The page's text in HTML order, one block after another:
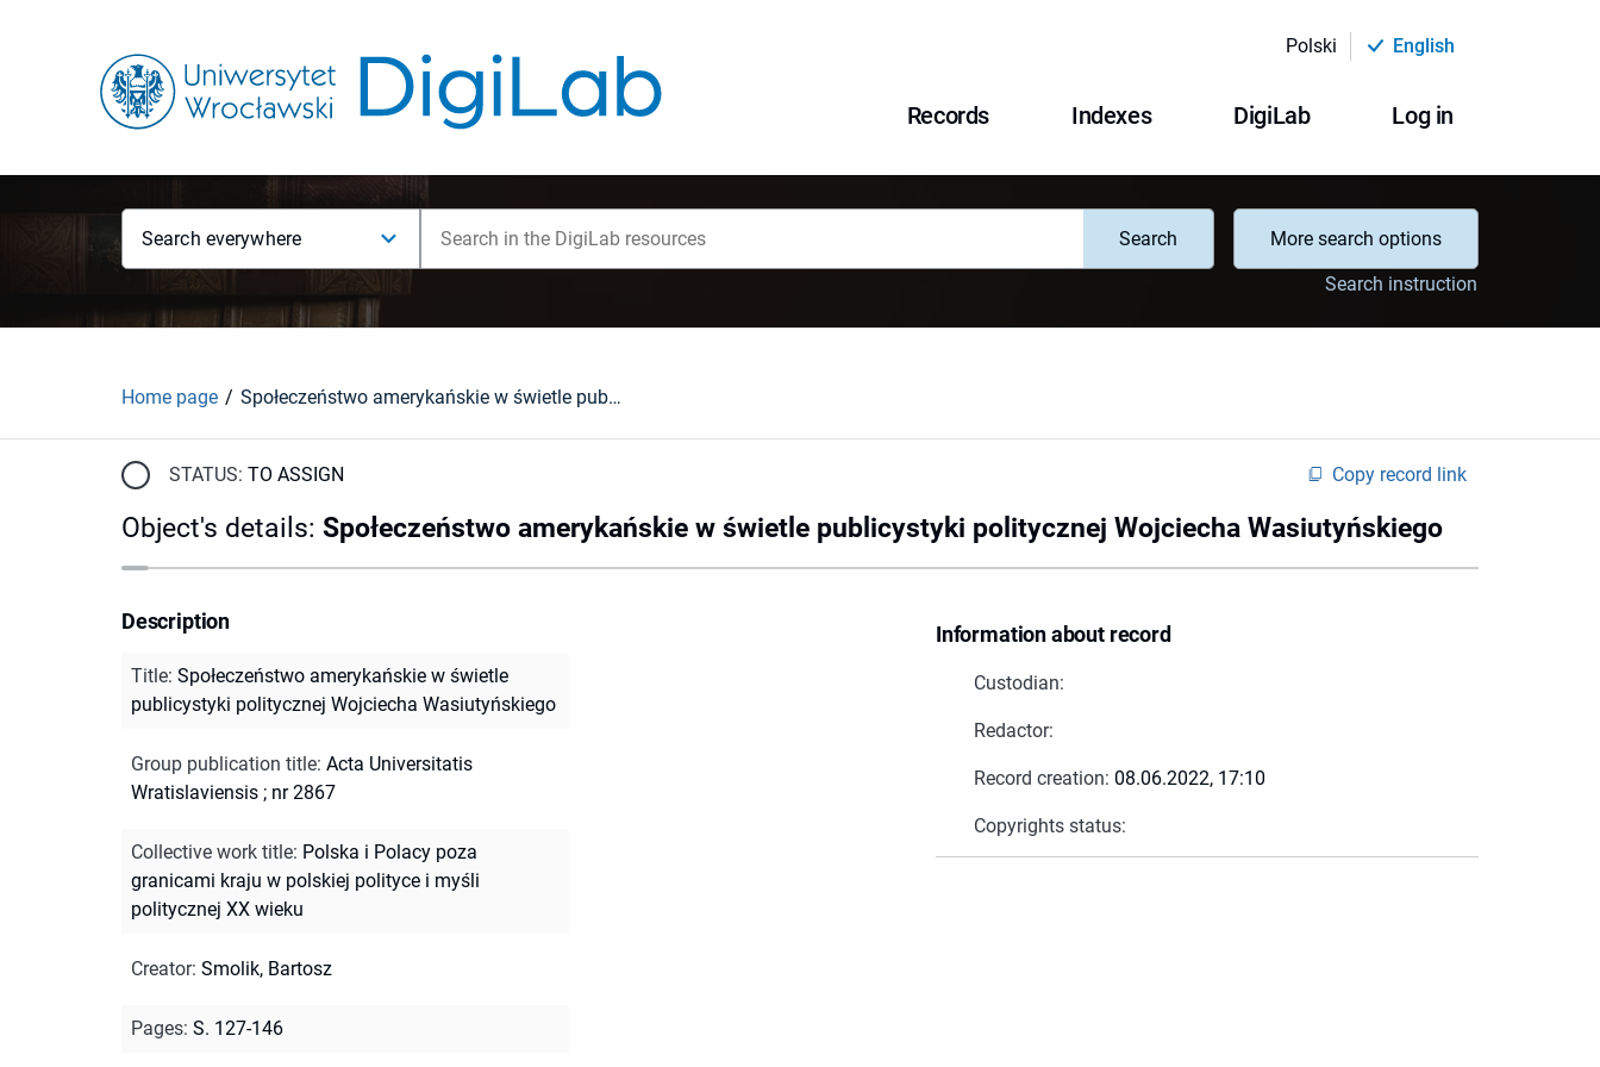
Polski English
Records Indexes DigiLab Log in
Search everywhere Search
More search options
Search instruction
Home page Społeczeństwo amerykańskie w świetle publicystyki politycznej Wojciecha Wasiutyńskiego
STATUS: TO ASSIGN Copy record link
Object's details: Społeczeństwo amerykańskie w świetle publicystyki politycznej Wojciecha Wasiutyńskiego
Information about record
Custodian:
Redactor:
Record creation: 08.06.2022, 17:10
Copyrights status:
Description
Title: Społeczeństwo amerykańskie w świetle
publicystyki politycznej Wojciecha Wasiutyńskiego
Group publication title: Acta Universitatis
Wratislaviensis ; nr 2867
Collective work title: Polska i Polacy poza
granicami kraju w polskiej polityce i myśli
politycznej XX wieku
Creator: Smolik, Bartosz
Pages: S. 127-146